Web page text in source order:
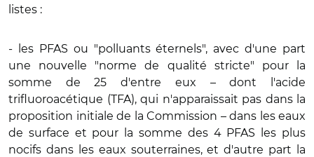
listes :
- les PFAS ou "polluants éternels", avec d'une part
une nouvelle "norme de qualité stricte" pour la
somme de 25 d'entre eux – dont l'acide
trifluoroacétique (TFA), qui n'apparaissait pas dans la
proposition initiale de la Commission – dans les eaux
de surface et pour la somme des 4 PFAS les plus
nocifs dans les eaux souterraines, et d'autre part la